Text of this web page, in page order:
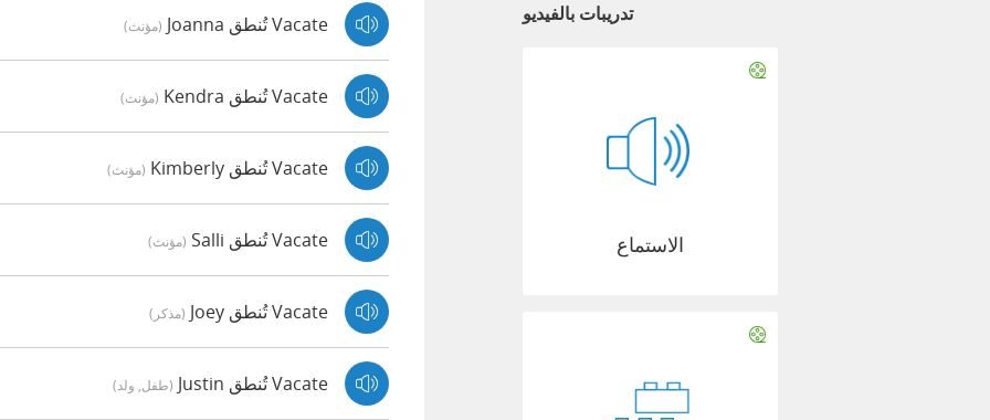
Vacate تُنطق Joanna (مؤنث)
Vacate تُنطق Kendra (مؤنث)
Vacate تُنطق Kimberly (مؤنث)
Vacate تُنطق Salli (مؤنث)
Vacate تُنطق Joey (مذكر)
Vacate تُنطق Justin (طفل, ولد)
تدريبات بالفيديو
الاستماع